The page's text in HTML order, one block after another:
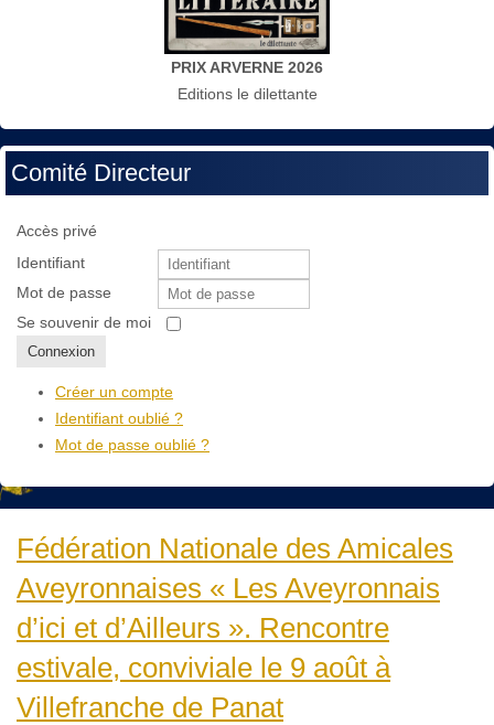
PRIX ARVERNE 2026
Editions le dilettante
Comité Directeur
Accès privé
Identifiant
Mot de passe
Se souvenir de moi
Connexion
Créer un compte
Identifiant oublié ?
Mot de passe oublié ?
Fédération Nationale des Amicales
Aveyronnaises « Les Aveyronnais
d’ici et d’Ailleurs ». Rencontre
estivale, conviviale le 9 août à
Villefranche de Panat